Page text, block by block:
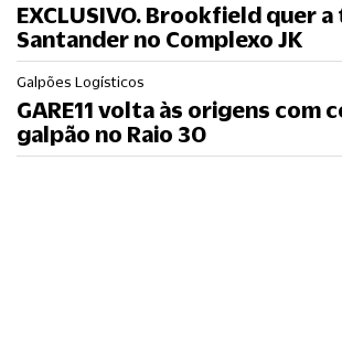
EXCLUSIVO. Brookfield quer
Santander no Complexo JK
Galpões Logísticos
GARE11 volta às origens com
galpão no Raio 30